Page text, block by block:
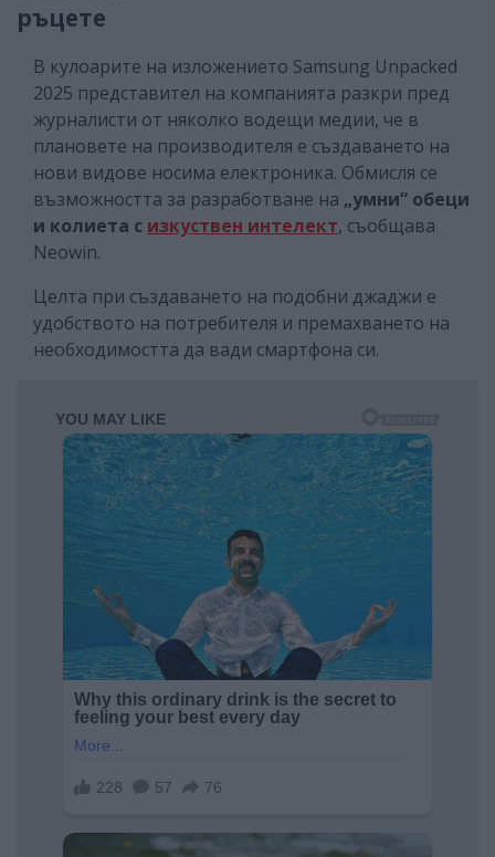
ръцете
В кулоарите на изложението Samsung Unpacked
2025 представител на компанията разкри пред
журналисти от няколко водещи медии, че в
плановете на производителя е създаването на
нови видове носима електроника. Обмисля се
възможността за разработване на „умни“ обеци
и колиета с изкуствен интелект, съобщава
Neowin.
Целта при създаването на подобни джаджи е
удобството на потребителя и премахването на
необходимостта да вади смартфона си.